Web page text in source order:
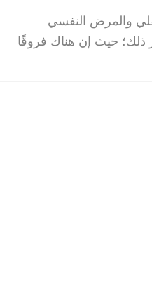
والمرض النفسي
ذلك؛ حيث إن هناك فروقًا